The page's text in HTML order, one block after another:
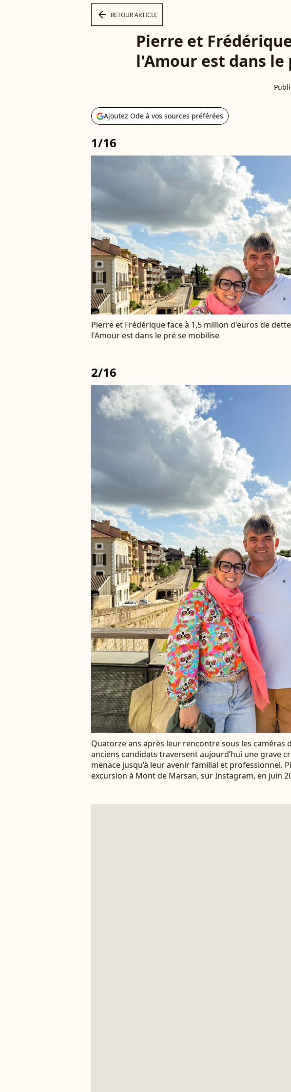
arrow_left RETOUR ARTICLE
Pierre et
l'Amour est dans le
Ajoutez Ode à vos sources préférées
1/16
Pierre et Frédérique face à 1,5 million d'euros de
l'Amour est dans le pré se mobilise
2/16
Quatorze ans après leur rencontre sous les caméras
anciens candidats traversent aujourd’hui une grave
menace jusqu’à leur avenir familial et professionnel.
excursion à Mont de Marsan, sur Instagram, en juin